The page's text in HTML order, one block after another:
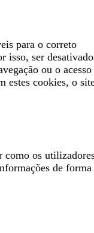
para o correto
isso, ser
ou o acesso
estes cookies, o
como os
de forma